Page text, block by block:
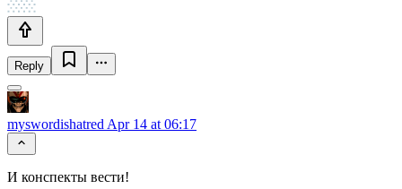
Reply
myswordishatred Apr 14 at 06:17
И конспекты вести!